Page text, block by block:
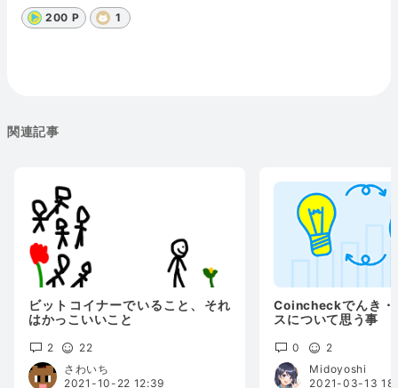
200 P 1
関連記事
ビットコイナーでいること、それ
はかっこいいこと
2
22
さわいち
2021-10-22 12:39
Coincheckでんき
スについて思う事
0
2
Midoyoshi
2021-03-13